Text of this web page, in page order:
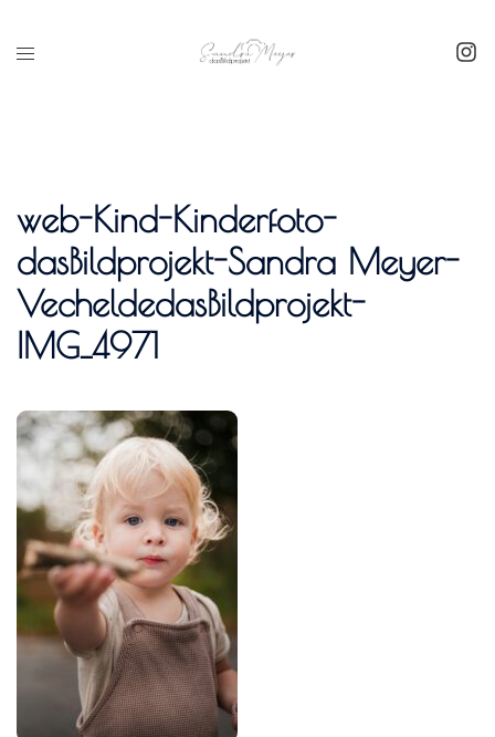
web-Kind-Kinderfoto-
dasBildprojekt-Sandra Meyer-
VecheldedasBildprojekt-
IMG_4971